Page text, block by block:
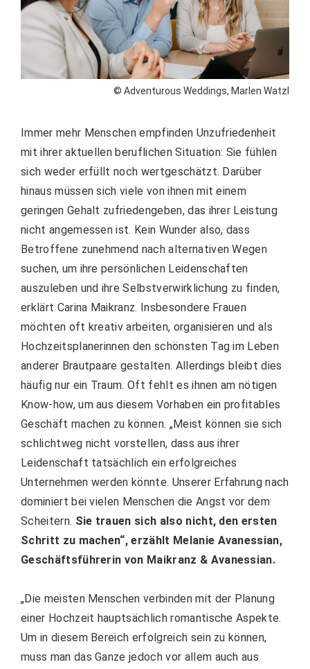
© Adventurous Weddings, Marlen Watzl
Immer mehr Menschen empfinden Unzufriedenheit
mit ihrer aktuellen beruflichen Situation: Sie fühlen
sich weder erfüllt noch wertgeschätzt. Darüber
hinaus müssen sich viele von ihnen mit einem
geringen Gehalt zufriedengeben, das ihrer Leistung
nicht angemessen ist. Kein Wunder also, dass
Betroffene zunehmend nach alternativen Wegen
suchen, um ihre persönlichen Leidenschaften
auszuleben und ihre Selbstverwirklichung zu finden,
erklärt Carina Maikranz. Insbesondere Frauen
möchten oft kreativ arbeiten, organisieren und als
Hochzeitsplanerinnen den schönsten Tag im Leben
anderer Brautpaare gestalten. Allerdings bleibt dies
häufig nur ein Traum. Oft fehlt es ihnen am nötigen
Know-how, um aus diesem Vorhaben ein profitables
Geschäft machen zu können. „Meist können sie sich
schlichtweg nicht vorstellen, dass aus ihrer
Leidenschaft tatsächlich ein erfolgreiches
Unternehmen werden könnte. Unserer Erfahrung nach
dominiert bei vielen Menschen die Angst vor dem
Scheitern. Sie trauen sich also nicht, den ersten
Schritt zu machen“, erzählt Melanie Avanessian,
Geschäftsführerin von Maikranz & Avanessian.
„Die meisten Menschen verbinden mit der Planung
einer Hochzeit hauptsächlich romantische Aspekte.
Um in diesem Bereich erfolgreich sein zu können,
muss man das Ganze jedoch vor allem auch aus